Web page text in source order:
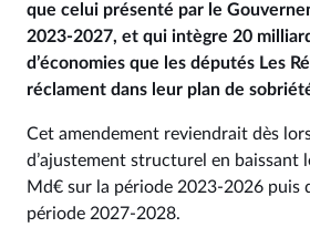
que celui présenté par le
2023‑2027, et qui intègre 20
d’économies que les députés Les
réclament dans leur plan de
Cet amendement reviendrait dès
d’ajustement structurel en baissant
Md€ sur la période 2023‑2026 puis
période 2027‑2028.